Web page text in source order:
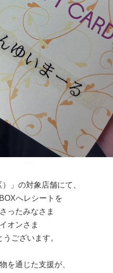
」の対象店舗にて、
へレシートを
ったみなさま
オンさま
ございます。
を通じた支援が、